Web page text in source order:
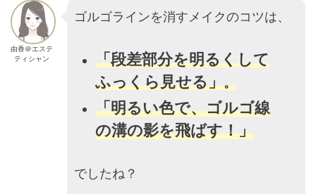
由香＠エステ
ティシャン
ゴルゴラインを消すメイクのコツは、
「段差部分を明るくして
ふっくら見せる」。
「明るい色で、ゴルゴ線
の溝の影を飛ばす！」
でしたね？